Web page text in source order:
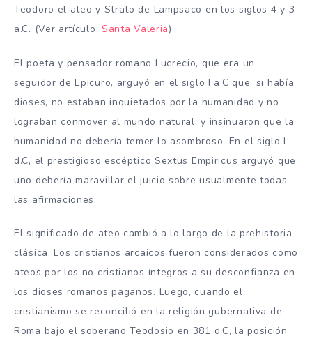
Teodoro el ateo y Strato de Lampsaco en los siglos 4 y 3
a.C. (Ver artículo: Santa Valeria)
El poeta y pensador romano Lucrecio, que era un
seguidor de Epicuro, arguyó en el siglo I a.C que, si había
dioses, no estaban inquietados por la humanidad y no
lograban conmover al mundo natural, y insinuaron que la
humanidad no debería temer lo asombroso. En el siglo I
d.C, el prestigioso escéptico Sextus Empiricus arguyó que
uno debería maravillar el juicio sobre usualmente todas
las afirmaciones.
El significado de ateo cambió a lo largo de la prehistoria
clásica. Los cristianos arcaicos fueron considerados como
ateos por los no cristianos íntegros a su desconfianza en
los dioses romanos paganos. Luego, cuando el
cristianismo se reconcilió en la religión gubernativa de
Roma bajo el soberano Teodosio en 381 d.C, la posición